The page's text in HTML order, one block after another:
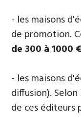
- les maisons
de promotion.
de 300 à 1000 €
- les maisons
diffusion).
de ces éditeurs